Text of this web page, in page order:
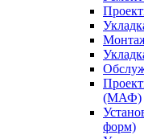
(МАФ)
форм)